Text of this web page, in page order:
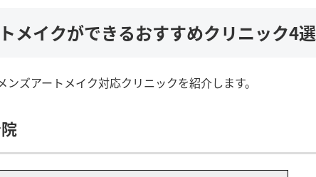
メイクができるおすすめクリニック4選
ズアートメイク対応クリニックを紹介します。